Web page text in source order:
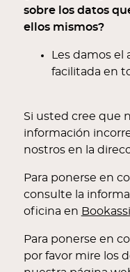
sobre los datos
ellos mismos?
Les damos el
facilitada en
Si usted cree que
información
nostros en la
Para ponerse en
consulte la
oficina en
Para ponerse en
por favor mire los